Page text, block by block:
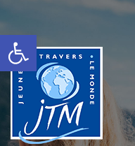
Ouvrir la barre d’outils